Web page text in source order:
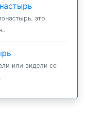
это
или видели со